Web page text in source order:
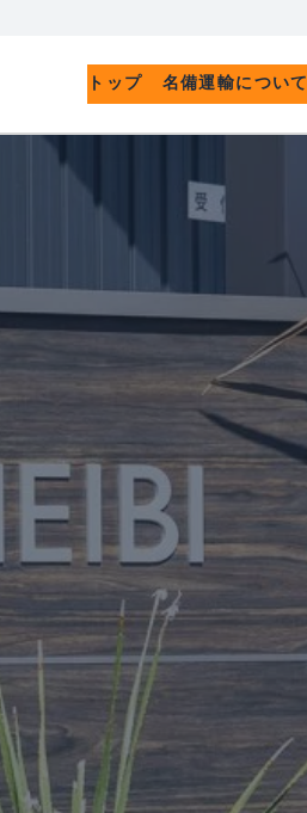
トップ 名備運輸について